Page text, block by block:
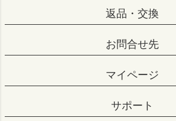
返品・交換
お問合せ先
マイページ
サポート